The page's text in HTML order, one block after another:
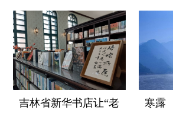
吉林省新华书店让“老 寒露